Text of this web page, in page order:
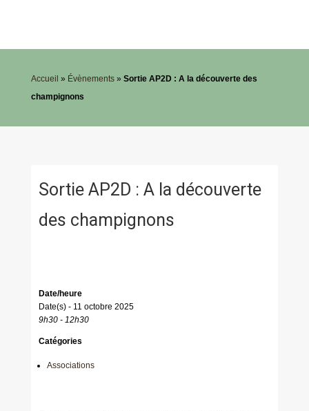
Accueil » Évènements» Sortie AP2D : A la découverte des
champignons
Sortie AP2D : A la découverte
des champignons
Date/heure
Date(s) - 11 octobre 2025
9h30 - 12h30
Catégories
Associations